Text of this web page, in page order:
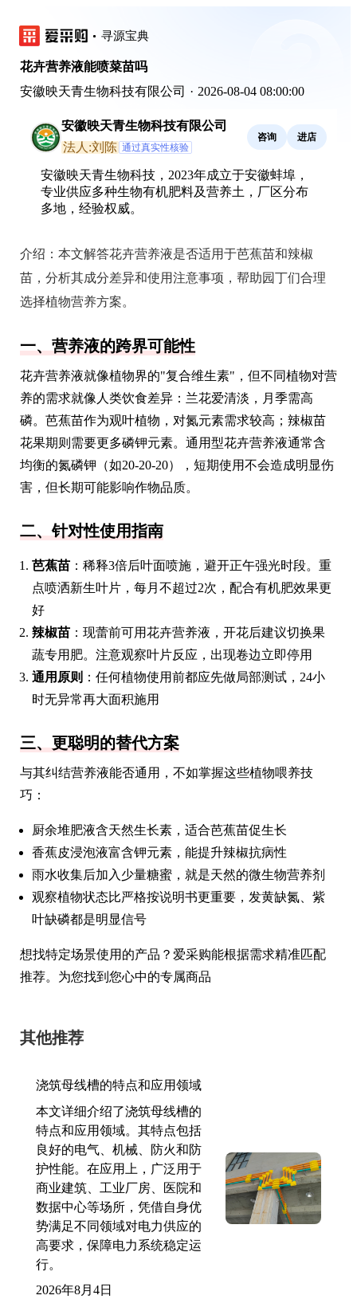
寻源宝典
花卉营养液能喷菜苗吗
安徽映天青生物科技有限公司 · 2026-08-04 08:00:00
安徽映天青生物科技有限公司
法人:刘陈 通过真实性核验
咨询 进店
安徽映天青生物科技，2023年成立于安徽蚌埠，
专业供应多种生物有机肥料及营养土，厂区分布
多地，经验权威。
介绍： 本文解答花卉营养液是否适用于芭蕉苗和辣椒
苗，分析其成分差异和使用注意事项，帮助园丁们合理
选择植物营养方案。
一、营养液的跨界可能性
花卉营养液就像植物界的"复合维生素"，但不同植物对营
养的需求就像人类饮食差异：兰花爱清淡，月季需高
磷。芭蕉苗作为观叶植物，对氮元素需求较高；辣椒苗
花果期则需要更多磷钾元素。通用型花卉营养液通常含
均衡的氮磷钾（如20-20-20），短期使用不会造成明显伤
害，但长期可能影响作物品质。
二、针对性使用指南
芭蕉苗 ：稀释3倍后叶面喷施，避开正午强光时段。重
点喷洒新生叶片，每月不超过2次，配合有机肥效果更
好
辣椒苗 ：现蕾前可用花卉营养液，开花后建议切换果
蔬专用肥。注意观察叶片反应，出现卷边立即停用
通用原则 ：任何植物使用前都应先做局部测试，24小
时无异常再大面积施用
三、更聪明的替代方案
与其纠结营养液能否通用，不如掌握这些植物喂养技
巧：
厨余堆肥液含天然生长素，适合芭蕉苗促生长
香蕉皮浸泡液富含钾元素，能提升辣椒抗病性
雨水收集后加入少量糖蜜，就是天然的微生物营养剂
观察植物状态比严格按说明书更重要，发黄缺氮、紫
叶缺磷都是明显信号
想找特定场景使用的产品？爱采购能根据需求精准匹配
推荐。为您找到您心中的专属商品
其他推荐
浇筑母线槽的特点和应用领域
本文详细介绍了浇筑母线槽的
特点和应用领域。其特点包括
良好的电气、机械、防火和防
护性能。在应用上，广泛用于
商业建筑、工业厂房、医院和
数据中心等场所，凭借自身优
势满足不同领域对电力供应的
高要求，保障电力系统稳定运
行。
2026年8月4日